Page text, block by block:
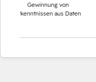
Gewinnung von
Erkenntnissen aus Daten